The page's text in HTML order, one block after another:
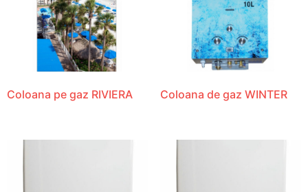
Coloana pe gaz RIVIERA Coloana de gaz WINTER